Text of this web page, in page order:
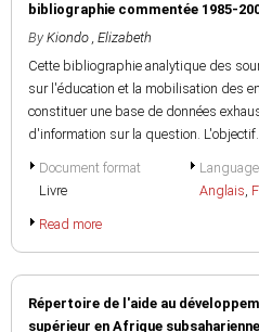
bibliographie commentée 1985-
By Kiondo , Elizabeth
Cette bibliographie analytique des
sur l'éducation et la mobilisation des
constituer une base de données
d'information sur la question.
Document format
Livre
Anglais,
Read more
Répertoire de l'aide au
supérieur en Afrique subsaharienne